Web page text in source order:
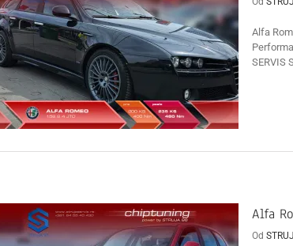
Alfa
SERVIS
Alfa
Od